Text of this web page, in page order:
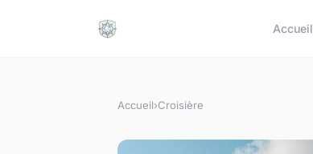
Accueil
Accueil›Croisière